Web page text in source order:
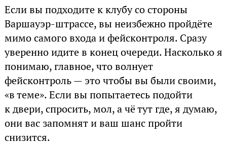
Если вы подходите к клубу со стороны
Варшауэр-штрассе, вы неизбежно пройдёте
мимо самого входа и фейсконтроля. Сразу
уверенно идите в конец очереди. Насколько я
понимаю, главное, что волнует
фейсконтроль — это чтобы вы были своими,
«в теме». Если вы попытаетесь подойти
к двери, спросить, мол, а чё тут где, я думаю,
они вас запомнят и ваш шанс пройти
снизится.